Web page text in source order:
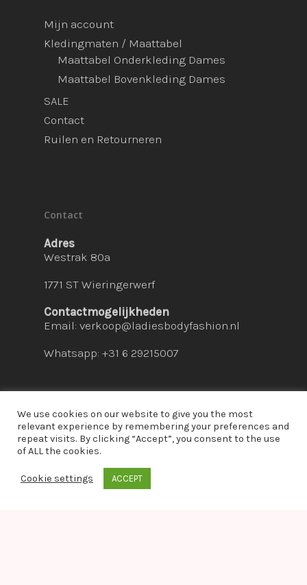
Mijn account
Kledingmaten / Maattabel
Maattabel Onderkleding Dames
Maattabel Bovenkleding Dames
SALE
Contact
Ruilen en Retourneren
Contact
Adres
Westrak 80a
1771 ST Wieringerwerf
Contactmogelijkheden
Email: verkoop@ladiesbodyfashion.nl
Whatsapp: +31 6 29215007
© 2026 Ladies Bodyfashion. hosted by:
We use cookies on our website to give you the most
relevant experience by remembering your preferences and
repeat visits. By clicking “Accept”, you consent to the use
of ALL the cookies.
Cookie settings ACCEPT